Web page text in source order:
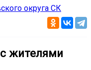
округа СК
жителями